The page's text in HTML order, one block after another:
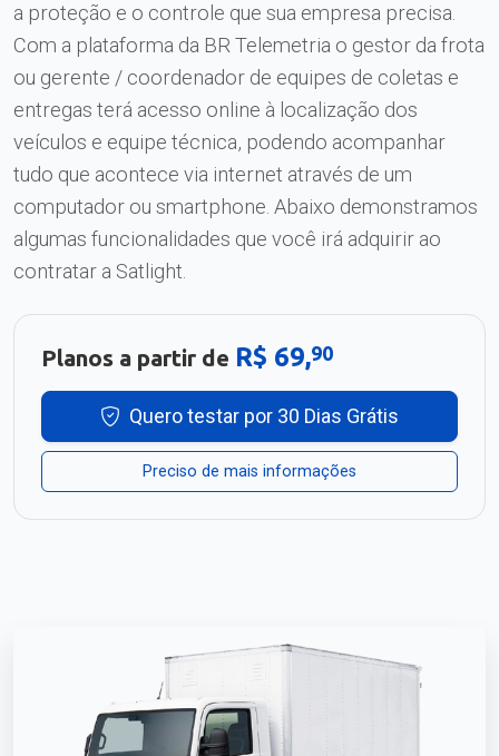
a proteção e o controle que sua empresa precisa.
Com a plataforma da BR Telemetria o gestor da frota
ou gerente / coordenador de equipes de coletas e
entregas terá acesso online à localização dos
veículos e equipe técnica, podendo acompanhar
tudo que acontece via internet através de um
computador ou smartphone. Abaixo demonstramos
algumas funcionalidades que você irá adquirir ao
contratar a Satlight.
Planos a partir de R$ 69,90
Quero testar por 30 Dias Grátis
Preciso de mais informações